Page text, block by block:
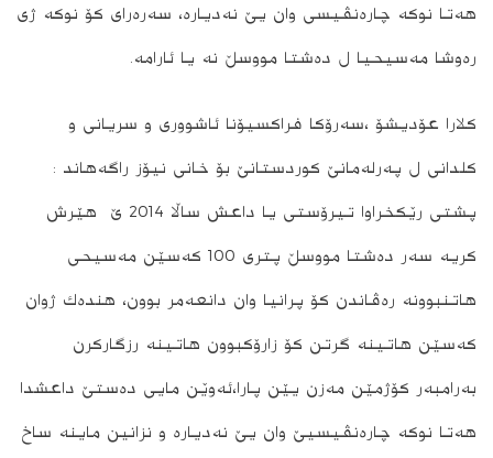
هه‌تا نوكه‌ چاره‌نڤیسی وان یێ نه‌دیاره،‌ سه‌ره‌رای كۆ نوكه‌ ژی
ره‌وشا مه‌سیحیا ل ده‌شتا مووسڵ نه‌ یا ئارامه‌.
كلارا عۆدیشۆ ،سه‌رۆكا فراكسیۆنا ئاشووری و سریانی و
كلدانی ل په‌رله‌مانێ كوردستانێ بۆ خانی نیۆز راگه‌هاند :
پشتی رێكخراوا تیرۆستی یا داعش ساڵا 2014 ێ هێرش
كریه‌ سه‌ر ده‌شتا مووسڵ پتری 100 كه‌سێن مه‌سیحی
هاتنبوونه‌‌ ره‌ڤاندن كۆ پرانیا وان دانعه‌مر بوون، هنده‌ك ژوان
كه‌سێن هاتینه‌ گرتن كۆ زارۆكبوون هاتینه‌ رزگاركرن
به‌رامبه‌ر كۆژمێن مه‌زن یێن پارا،ئه‌وێن مایی ده‌ستێ داعشدا
هه‌تا نوكه‌ چاره‌نڤیسیێ وان یێ نه‌دیاره و‌ نزانین ماینه‌ ساخ